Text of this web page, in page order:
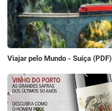
Viajar pelo Mundo - Suíça (PDF)